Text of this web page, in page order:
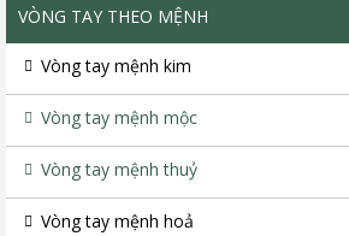
VÒNG TAY THEO MỆNH
Vòng tay mệnh kim
Vòng tay mệnh mộc
Vòng tay mệnh thuỷ
Vòng tay mệnh hoả